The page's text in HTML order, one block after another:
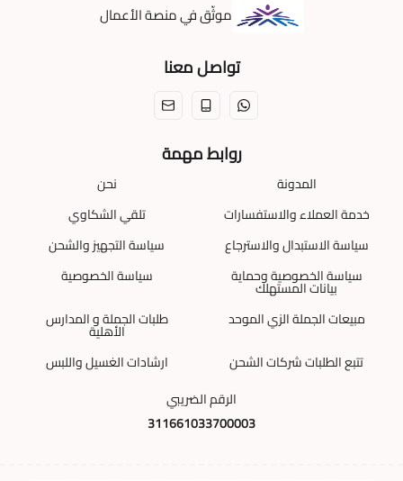
موثّق في منصة الأعمال
تواصل معنا
روابط مهمة
المدونة
نحن
خدمة العملاء والاستفسارات
تلقي الشكاوي
سياسة الاستبدال والاسترجاع
سياسة التجهيز والشحن
سياسة الخصوصية وحماية
بيانات المستهلك
سياسة الخصوصية
مبيعات الجملة الزي الموحد
طلبات الجملة و المدارس
الأهلية
تتبع الطلبات شركات الشحن
ارشادات الغسيل واللبس
الرقم الضريبي
311661033700003